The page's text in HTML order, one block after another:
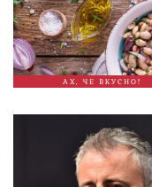
АХ, ЧЕ ВКУСНО!